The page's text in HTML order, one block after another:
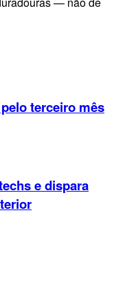
terceiro mês
e dispara